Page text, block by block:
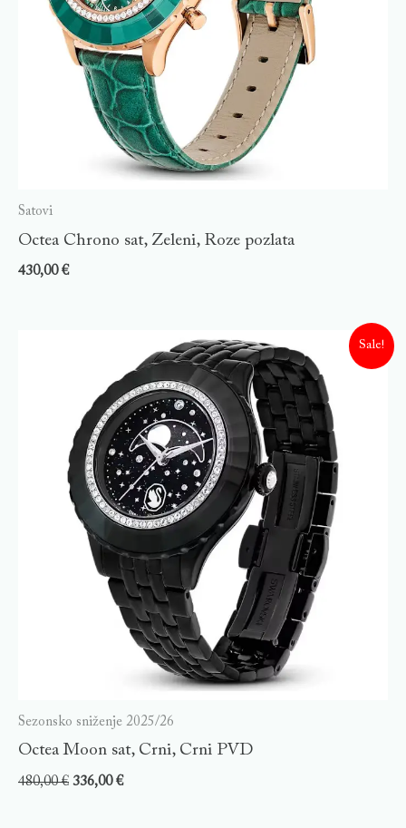
Satovi
Octea Chrono sat, Zeleni, Roze pozlata
430,00€
Sale!
Sezonsko sniženje 2025/26
Octea Moon sat, Crni, Crni PVD
480,00€ 336,00€